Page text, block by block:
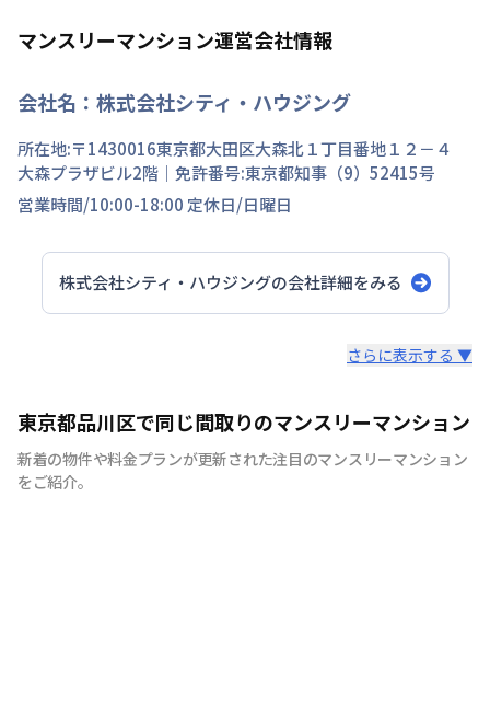
マンスリーマンション運営会社情報
会社名： 株式会社シティ・ハウジング
所在地:〒1430016東京都大田区大森北１丁目番地１２－４
大森プラザビル2階 ｜免許番号:東京都知事（9）52415号
営業時間/10:00-18:00 定休日/日曜日
株式会社シティ・ハウジングの会社詳細をみる
シティマンスリーでは家具・家電・生活用品を90品目以上
ご用意しております。 引越しの際に、普段では見逃しそ
うな物まで全て揃えたマンスリーマンションは多くのお客
様に喜ばれています。 シティマンスリーでは、お客様が快
さらに表示する ▼
東京都品川区で同じ間取りのマンスリーマンション
新着の物件や料金プランが更新された注目のマンスリーマンション
をご紹介。